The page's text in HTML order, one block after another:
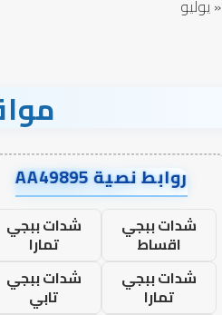
« يوليو
روابط نصية AA49895
شدات ببجي
اقساط
شدات ببجي
تمارا
شدات ببجي
تمارا
شدات ببجي
تابي